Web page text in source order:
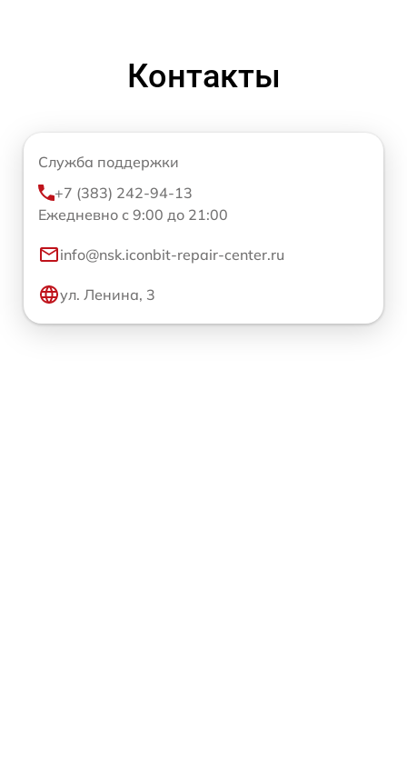
Контакты
Служба поддержки
+7 (383) 242-94-13
Ежедневно с 9:00 до 21:00
info@nsk.iconbit-repair-center.ru
ул. Ленина, 3